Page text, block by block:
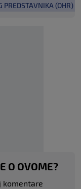
PREDSTAVNIKA (OHR)
O OVOME?
komentare